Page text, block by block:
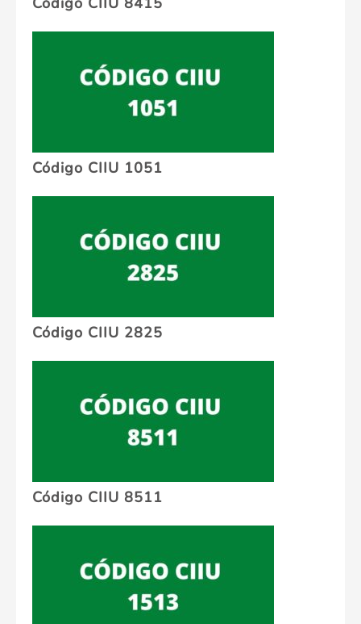
Código CIIU 1051
Código CIIU 2825
Código CIIU 8511